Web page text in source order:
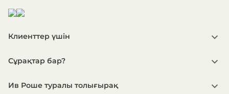
Клиенттер үшін
Сұрақтар бар?
Ив Роше туралы толығырақ